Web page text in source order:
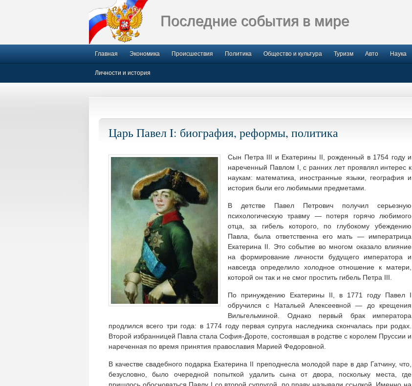
Последние события в мире
Главная Экономика Происшествия Политика Общество и культура Туризм Авто Наука
Личности и история
Царь Павел I: биография, реформы, политика
Сын Петра III и Екатерины II, рожденный в 1754 году и
нареченный Павлом I, с ранних лет проявлял интерес к
наукам: математика, иностранные языки, география и
история были его любимыми предметами.
В детстве Павел Петрович получил серьезную
психологическую травму — потеря горячо любимого
отца, за гибель которого, по глубокому убеждению
Павла, была ответственна его мать — императрица
Екатерина II. Это событие во многом оказало влияние
на формирование личности будущего императора и
навсегда определило холодное отношение к матери,
которой он так и не смог простить гибель Петра III.
По принуждению Екатерины II, в 1771 году Павел I
обручился с Натальей Алексеевной — до крещения
Вильгельминой. Однако первый брак императора
продлился всего три года: в 1774 году первая супруга наследника скончалась при родах.
Второй избранницей Павла стала София-Дороте, состоявшая в родстве с королем Пруссии и
нареченная по время принятия православия Марией Федоровной.
В качестве свадебного подарка Екатерина II преподнесла молодой паре в дар Гатчину, что,
безусловно, было очередной попыткой удалить сына от двора, поскольку места, где